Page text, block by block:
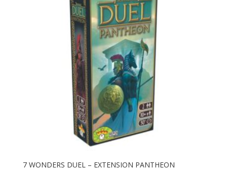
7 WONDERS DUEL – EXTENSION PANTHEON